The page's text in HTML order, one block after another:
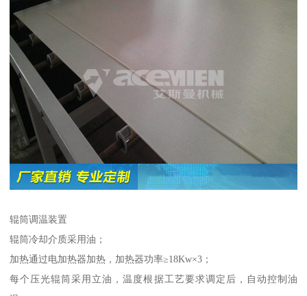
辊筒调温装置
辊筒冷却介质采用油；
加热通过电加热器加热，加热器功率≥18Kw×3；
每个压光辊筒采用立油，温度根据工艺要求调定后，自动控制油